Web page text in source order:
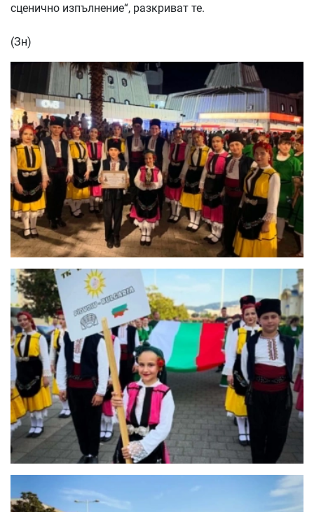
сценично изпълнение“, разкриват те.
(Зн)